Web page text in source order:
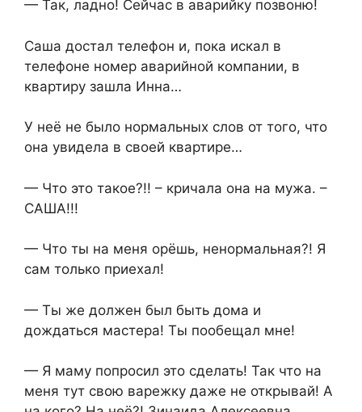
— Так, ладно! Сейчас в аварийку позвоню!
Саша достал телефон и, пока искал в
телефоне номер аварийной компании, в
квартиру зашла Инна…
У неё не было нормальных слов от того, что
она увидела в своей квартире…
— Что это такое?!! – кричала она на мужа. –
САША!!!
— Что ты на меня орёшь, ненормальная?! Я
сам только приехал!
— Ты же должен был быть дома и
дождаться мастера! Ты пообещал мне!
— Я маму попросил это сделать! Так что на
меня тут свою варежку даже не открывай! А